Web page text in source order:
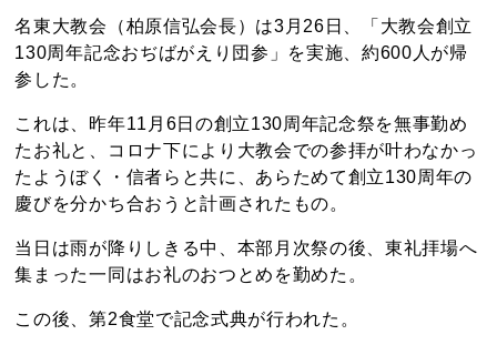
名東大教会（柏原信弘会長）は3月26日、「大教会創立
130周年記念おぢばがえり団参」を実施、約600人が帰
参した。
これは、昨年11月6日の創立130周年記念祭を無事勤め
たお礼と、コロナ下により大教会での参拝が叶わなかっ
たようぼく・信者らと共に、あらためて創立130周年の
慶びを分かち合おうと計画されたもの。
当日は雨が降りしきる中、本部月次祭の後、東礼拝場へ
集まった一同はお礼のおつとめを勤めた。
この後、第2食堂で記念式典が行われた。